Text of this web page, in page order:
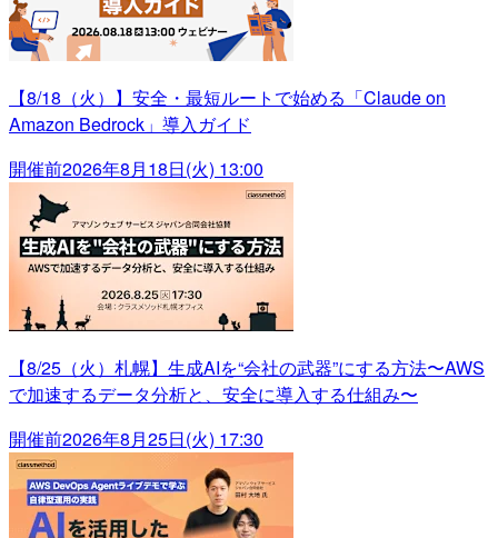
【8/18（火）】安全・最短ルートで始める「Claude on
Amazon Bedrock」導入ガイド
開催前2026年8月18日(火) 13:00
【8/25（火）札幌】生成AIを“会社の武器”にする方法〜AWS
で加速するデータ分析と、安全に導入する仕組み〜
開催前2026年8月25日(火) 17:30